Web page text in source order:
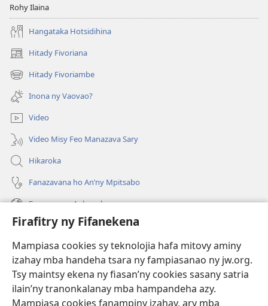
Firafitry ny Fifanekena
Mampiasa cookies sy teknolojia hafa mitovy aminy
izahay mba handeha tsara ny fampiasanao ny jw.org.
Tsy maintsy ekena ny fiasan’ny cookies sasany satria
ilain’ny tranonkalanay mba hampandeha azy.
Mampiasa cookies fanampiny izahay, ary mba
Rohy Ilaina
Hangataka Hotsidihina
Hitady Fivoriana
(manokatra
rohy) Hitady Fivoriambe
(manokatra
rohy) Inona ny Vaovao?
Video
Video Misy Feo Manazava Sary
Hikaroka
Fanazavana ho An’ny Mpitsabo
Fanazavana Ankapobeny
Fanampiana
Fanomezana
(manokatra
rohy)
FITEHIRIZAM-BOKIN’NY Vavolombelon’i Jehovah
(manokatra